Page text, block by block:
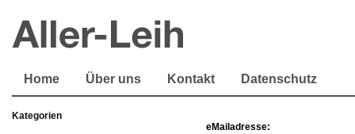
Home Über uns Kontakt Datenschutz
Kategorien
eMailadresse: